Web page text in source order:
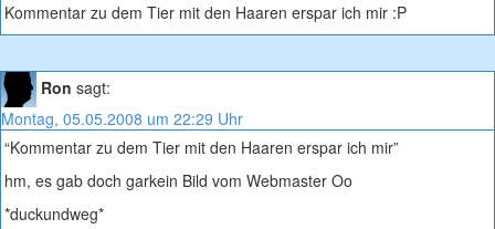
Kommentar zu dem Tier mit den Haaren erspar ich mir :P
Ron sagt:
Montag, 05.05.2008 um 22:29 Uhr
“Kommentar zu dem Tier mit den Haaren erspar ich mir”
hm, es gab doch garkein Bild vom Webmaster Oo
*duckundweg*